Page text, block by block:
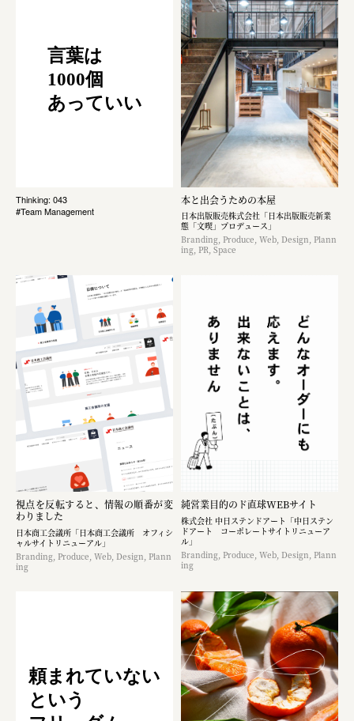
言葉は
1000個
あっていい
Thinking: 043
#Team Management
本と出会うための本屋
日本出版販売株式会社「日本出版販売新業
態「文喫」プロデュース」
Branding, Produce, Web, Design, Plann
ing, PR, Space
視点を反転すると、情報の順番が変
わりました
日本商工会議所「日本商工会議所 オフィシ
ャルサイトリニューアル」
Branding, Produce, Web, Design, Plann
ing
純営業目的のド直球WEBサイト
株式会社 中日ステンドアート「中日ステン
ドアート コーポレートサイトリニューア
ル」
Branding, Produce, Web, Design, Plann
ing
頼まれていない
という